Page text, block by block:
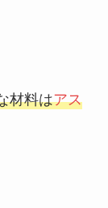
材料はアス